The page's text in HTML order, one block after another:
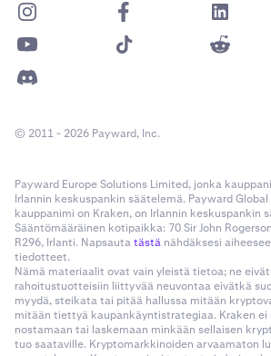
© 2011 - 2026 Payward, Inc.
Payward Europe Solutions Limited, jonka
Irlannin keskuspankin säätelemä. Payward
kauppanimi on Kraken, on Irlannin keskuspankin
Sääntömääräinen kotipaikka: 70 Sir John
R296, Irlanti. Napsautatästä nähdäksesi
tiedotteet.
Nämä materiaalit ovat vain yleistä tietoa; ne
rahoitustuotteisiin liittyvää neuvontaa eivätkä
myydä, steikata tai pitää hallussa mitään
mitään tiettyä kaupankäyntistrategiaa. Kraken ei
nostamaan tai laskemaan minkään sellaisen
tuo saataville. Kryptomarkkinoiden arvaamaton